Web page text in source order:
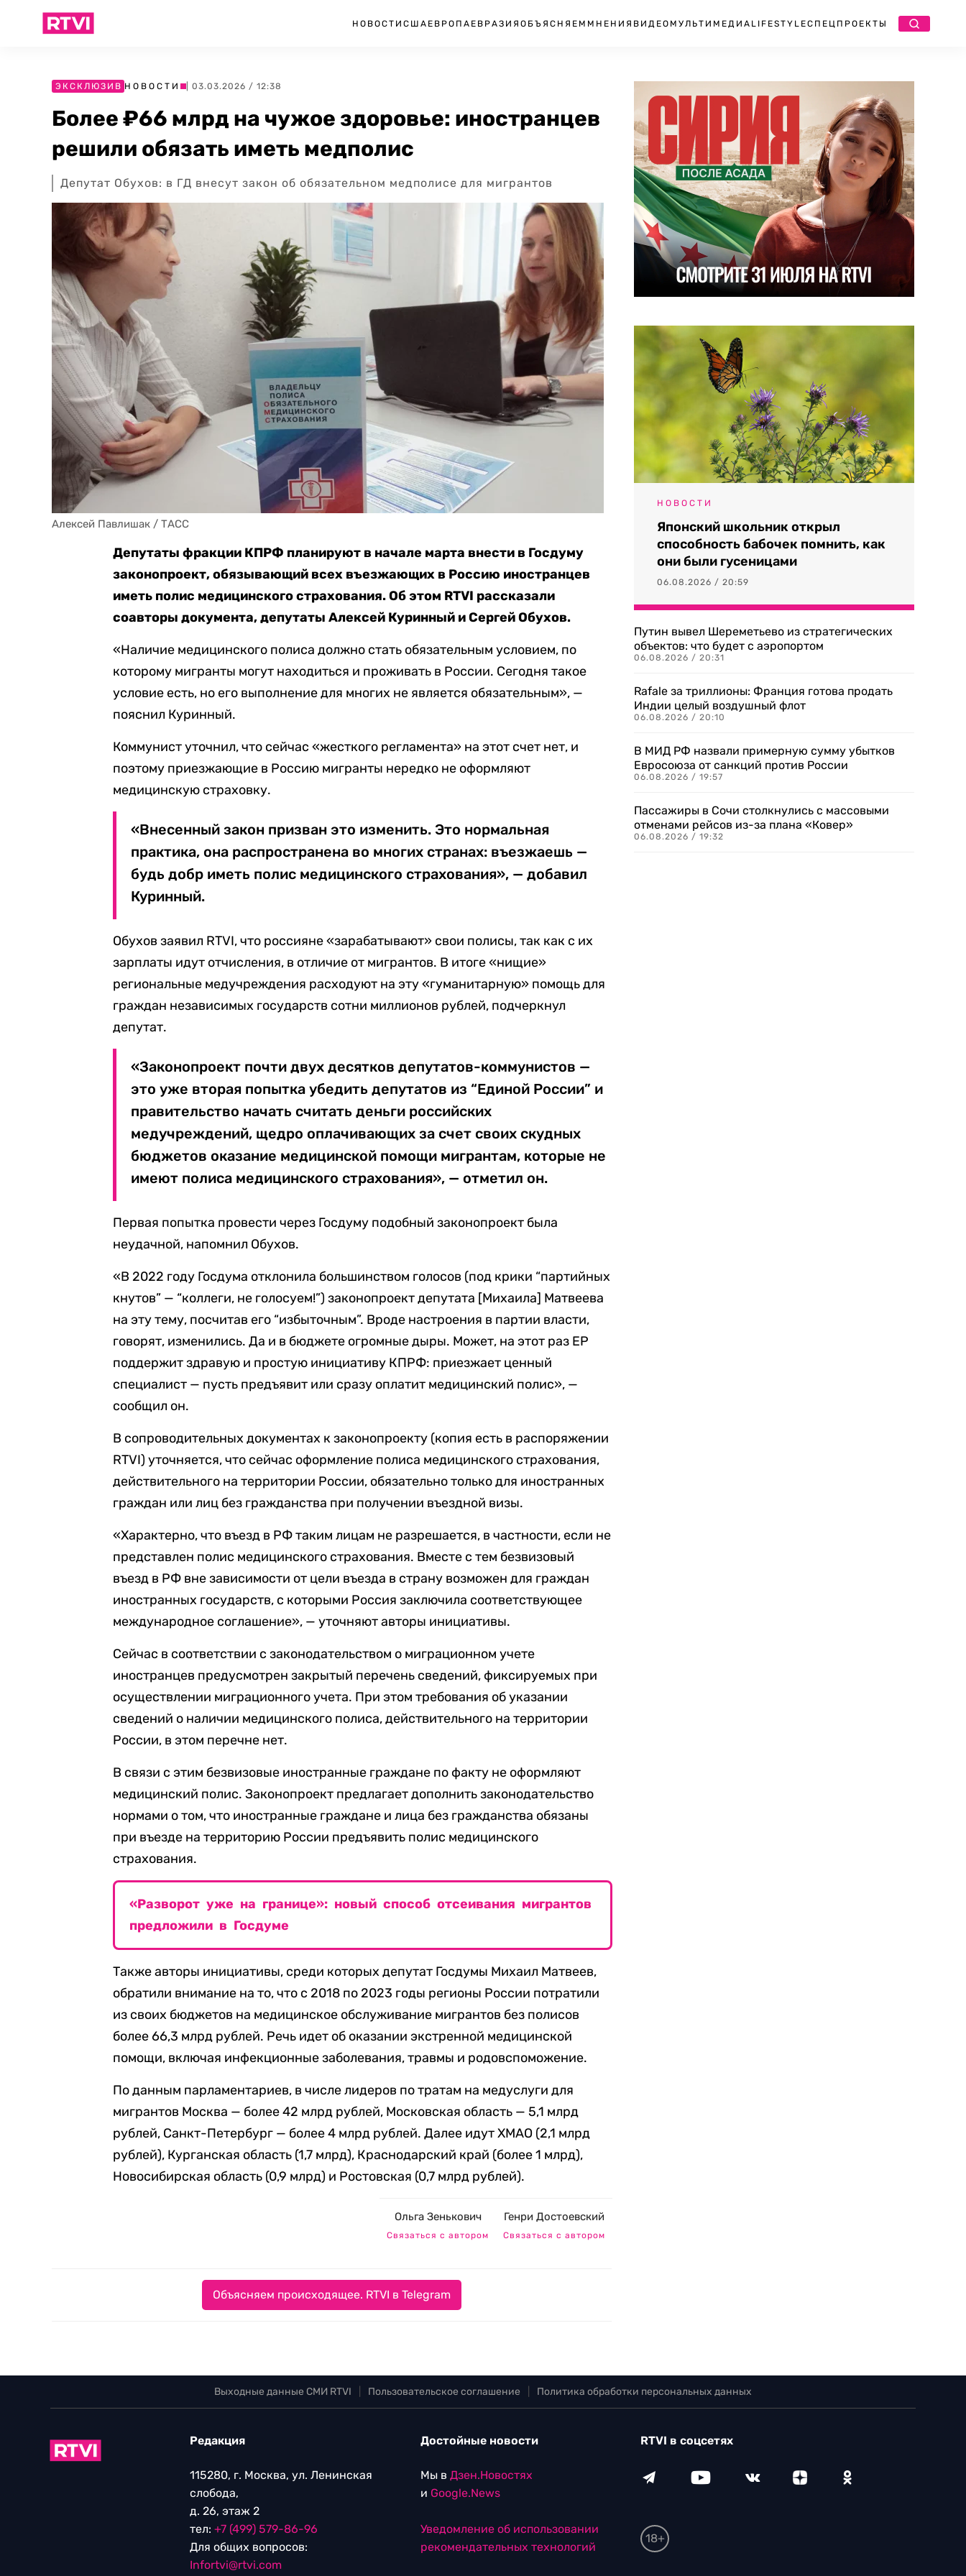
НОВОСТИ США ЕВРОПА ЕВРАЗИЯ ОБЪЯСНЯЕМ МНЕНИЯ ВИДЕО МУЛЬТИМЕДИА LIFESTYLEСПЕЦПРОЕКТЫ
ЭКСКЛЮЗИВ НОВОСТИ | 03.03.2026 / 12:38
Более ₽66 млрд на чужое здоровье: иностранцев
решили обязать иметь медполис
Депутат Обухов: в ГД внесут закон об обязательном медполисе для мигрантов
Алексей Павлишак / ТАСС
Депутаты фракции КПРФ планируют в начале марта внести в Госдуму
законопроект, обязывающий всех въезжающих в Россию иностранцев
иметь полис медицинского страхования. Об этом RTVI рассказали
соавторы документа, депутаты Алексей Куринный и Сергей Обухов.
«Наличие медицинского полиса должно стать обязательным условием, по
которому мигранты могут находиться и проживать в России. Сегодня такое
условие есть, но его выполнение для многих не является обязательным», —
пояснил Куринный.
Коммунист уточнил, что сейчас «жесткого регламента» на этот счет нет, и
поэтому приезжающие в Россию мигранты нередко не оформляют
медицинскую страховку.
«Внесенный закон призван это изменить. Это нормальная
практика, она распространена во многих странах: въезжаешь —
будь добр иметь полис медицинского страхования», — добавил
Куринный.
Обухов заявил RTVI, что россияне «зарабатывают» свои полисы, так как с их
зарплаты идут отчисления, в отличие от мигрантов. В итоге «нищие»
региональные медучреждения расходуют на эту «гуманитарную» помощь для
граждан независимых государств сотни миллионов рублей, подчеркнул
депутат.
«Законопроект почти двух десятков депутатов-коммунистов —
это уже вторая попытка убедить депутатов из “Единой России” и
правительство начать считать деньги российских
медучреждений, щедро оплачивающих за счет своих скудных
бюджетов оказание медицинской помощи мигрантам, которые не
имеют полиса медицинского страхования», — отметил он.
Первая попытка провести через Госдуму подобный законопроект была
неудачной, напомнил Обухов.
«В 2022 году Госдума отклонила большинством голосов (под крики “партийных
кнутов” — “коллеги, не голосуем!”) законопроект депутата [Михаила] Матвеева
на эту тему, посчитав его “избыточным”. Вроде настроения в партии власти,
говорят, изменились. Да и в бюджете огромные дыры. Может, на этот раз ЕР
поддержит здравую и простую инициативу КПРФ: приезжает ценный
специалист — пусть предъявит или сразу оплатит медицинский полис», —
сообщил он.
В сопроводительных документах к законопроекту (копия есть в распоряжении
RTVI) уточняется, что сейчас оформление полиса медицинского страхования,
действительного на территории России, обязательно только для иностранных
граждан или лиц без гражданства при получении въездной визы.
«Характерно, что въезд в РФ таким лицам не разрешается, в частности, если не
представлен полис медицинского страхования. Вместе с тем безвизовый
въезд в РФ вне зависимости от цели въезда в страну возможен для граждан
иностранных государств, с которыми Россия заключила соответствующее
международное соглашение», — уточняют авторы инициативы.
Сейчас в соответствии с законодательством о миграционном учете
иностранцев предусмотрен закрытый перечень сведений, фиксируемых при
осуществлении миграционного учета. При этом требования об указании
сведений о наличии медицинского полиса, действительного на территории
России, в этом перечне нет.
В связи с этим безвизовые иностранные граждане по факту не оформляют
медицинский полис. Законопроект предлагает дополнить законодательство
нормами о том, что иностранные граждане и лица без гражданства обязаны
при въезде на территорию России предъявить полис медицинского
страхования.
«Разворот уже на границе»: новый способ отсеивания мигрантов
предложили в Госдуме
Также авторы инициативы, среди которых депутат Госдумы Михаил Матвеев,
обратили внимание на то, что с 2018 по 2023 годы регионы России потратили
из своих бюджетов на медицинское обслуживание мигрантов без полисов
более 66,3 млрд рублей. Речь идет об оказании экстренной медицинской
помощи, включая инфекционные заболевания, травмы и родовспоможение.
По данным парламентариев, в числе лидеров по тратам на медуслуги для
мигрантов Москва — более 42 млрд рублей, Московская область — 5,1 млрд
рублей, Санкт-Петербург — более 4 млрд рублей. Далее идут ХМАО (2,1 млрд
рублей), Курганская область (1,7 млрд), Краснодарский край (более 1 млрд),
Новосибирская область (0,9 млрд) и Ростовская (0,7 млрд рублей).
Ольга Зенькович
Связаться с автором
Генри Достоевский
Связаться с автором
Объясняем происходящее. RTVI в Telegram
НОВОСТИ
Японский школьник открыл
способность бабочек помнить, как
они были гусеницами
06.08.2026 / 20:59
Путин вывел Шереметьево из стратегических
объектов: что будет с аэропортом
06.08.2026 / 20:31
Rafale за триллионы: Франция готова продать
Индии целый воздушный флот
06.08.2026 / 20:10
В МИД РФ назвали примерную сумму убытков
Евросоюза от санкций против России
06.08.2026 / 19:57
Пассажиры в Сочи столкнулись с массовыми
отменами рейсов из-за плана «Ковер»
06.08.2026 / 19:32
Выходные данные СМИ RTVI Пользовательское соглашение Политика обработки персональных данных
Редакция
115280, г. Москва, ул. Ленинская
слобода,
д. 26, этаж 2
тел: +7 (499) 579-86-96
Для общих вопросов:
Infortvi@rtvi.com
Достойные новости
Мы в Дзен.Новостях
и Google.News
Уведомление об использовании
рекомендательных технологий
RTVI в соцсетях
18+